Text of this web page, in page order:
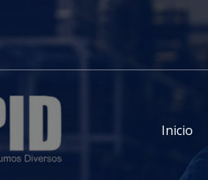
Inicio